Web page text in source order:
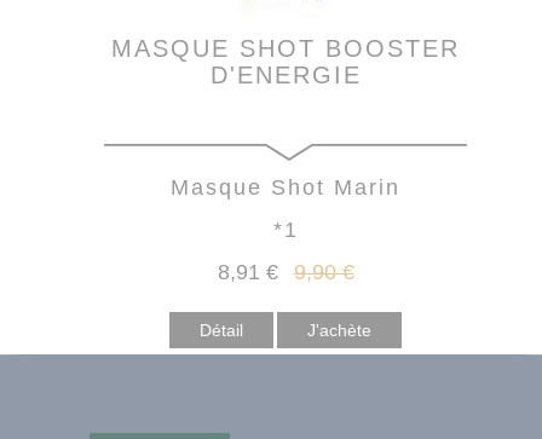
MASQUE SHOT BOOSTER
D'ENERGIE
Masque Shot Marin
*1
8,91 € 9,90 €
Détail